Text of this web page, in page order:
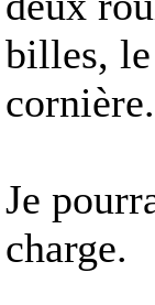
billes,
cornière.
Je
charge.